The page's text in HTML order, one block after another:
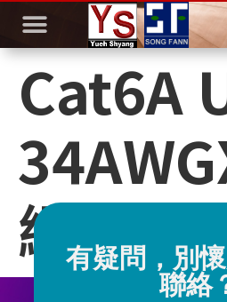
Cat6A
網路跳
有疑問，別
聯絡